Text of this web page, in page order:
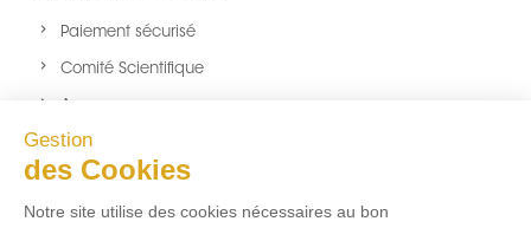
Gestion
des Cookies
Notre site utilise des cookies nécessaires au bon
Paiement sécurisé
Comité Scientifique
A propos
Nouveaux produits
sitemap